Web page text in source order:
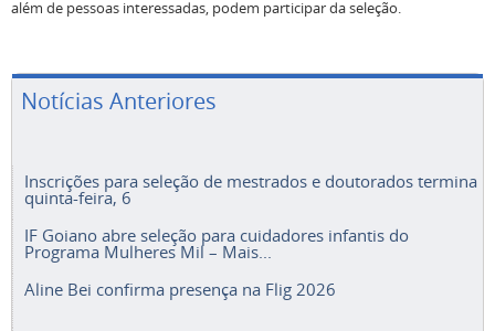
além de pessoas interessadas, podem participar da seleção.
Notícias Anteriores
Inscrições para seleção de mestrados e doutorados termina
quinta-feira, 6
IF Goiano abre seleção para cuidadores infantis do
Programa Mulheres Mil – Mais...
Aline Bei confirma presença na Flig 2026